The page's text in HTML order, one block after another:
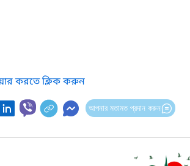
করতে ক্লিক করুন
আপনার মতামত প্রদান করুন